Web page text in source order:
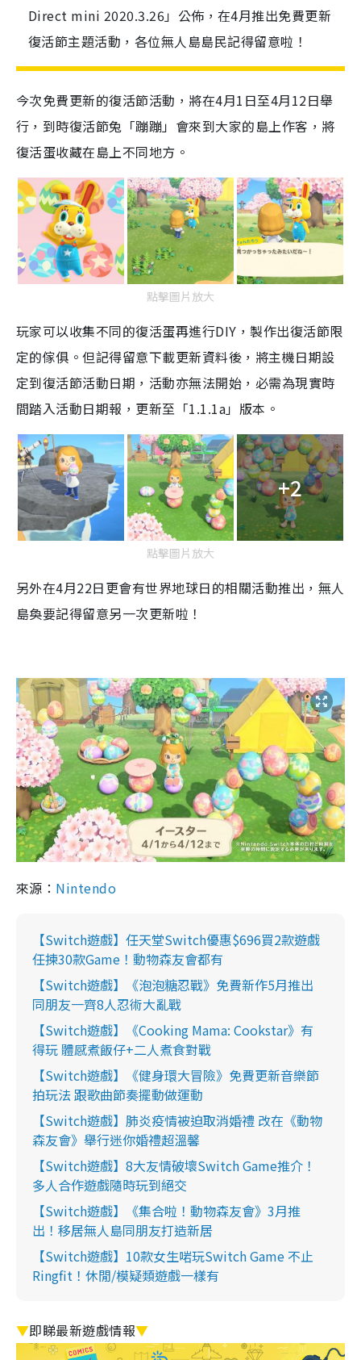
Direct mini 2020.3.26」公佈，在4月推出免費更新
復活節主題活動，各位無人島島民記得留意啦！
今次免費更新的復活節活動，將在4月1 日至4月12日舉
行，到時復活節兔「蹦蹦」會來到大家的島上作客， 將
復活蛋收藏在島上不同地方。
點擊圖片放大
玩家可以收集不同的復活蛋再進行DIY ，製作出復活節限
定的傢俱 。但記得留意下載更新資料後，將主機日期設
定到復活節活動日期，活動亦無法開始，必需為現實時
間踏入活動日期報，更新至「1.1.1a」版本。
+2
點擊圖片放大
另外在4月22日更會有世界地球日的相關活動推出， 無人
島奐要記得留意另一次更新啦！
來源： Nintendo
【Switch遊戲】任天堂Switch優惠$696買2款遊戲
任揀30款Game！動物森友會都有
【Switch遊戲】《泡泡糖忍戰》免費新作5月推出
同朋友一齊8人忍術大亂戰
【Switch遊戲】《Cooking Mama: Cookstar》有
得玩 體感煮飯仔+二人煮食對戰
【Switch遊戲】《健身環大冒險》免費更新音樂節
拍玩法 跟歌曲節奏擺動做運動
【Switch遊戲】肺炎疫情被迫取消婚禮 改在《動物
森友會》舉行迷你婚禮超溫馨
【Switch遊戲】8大友情破壞Switch Game推介！
多人合作遊戲隨時玩到絕交
【Switch遊戲】《集合啦！動物森友會》3月推
出！移居無人島同朋友打造新居
【Switch遊戲】10款女生啱玩Switch Game 不止
Ringfit！休閒/模疑類遊戲一樣有
▼即睇最新遊戲情報▼